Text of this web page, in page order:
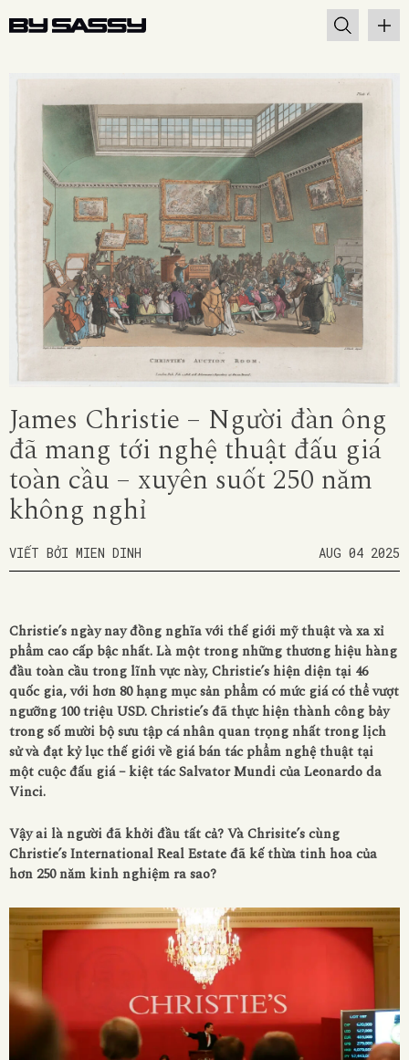
James Christie – Người đàn ông
đã mang tới nghệ thuật đấu giá
toàn cầu – xuyên suốt 250 năm
không nghỉ
VIẾT BỞI MIEN DINH AUG 04 2025
Christie’s ngày nay đồng nghĩa với thế giới mỹ thuật và xa xỉ
phẩm cao cấp bậc nhất. Là một trong những thương hiệu hàng
đầu toàn cầu trong lĩnh vực này, Christie’s hiện diện tại 46
quốc gia, với hơn 80 hạng mục sản phẩm có mức giá có thể vượt
ngưỡng 100 triệu USD. Christie’s đã thực hiện thành công bảy
trong số mười bộ sưu tập cá nhân quan trọng nhất trong lịch
sử và đạt kỷ lục thế giới về giá bán tác phẩm nghệ thuật tại
một cuộc đấu giá – kiệt tác Salvator Mundi của Leonardo da
Vinci.
Vậy ai là người đã khởi đầu tất cả? Và Chrisite’s cùng
Christie’s International Real Estate đã kế thừa tinh hoa của
hơn 250 năm kinh nghiệm ra sao?